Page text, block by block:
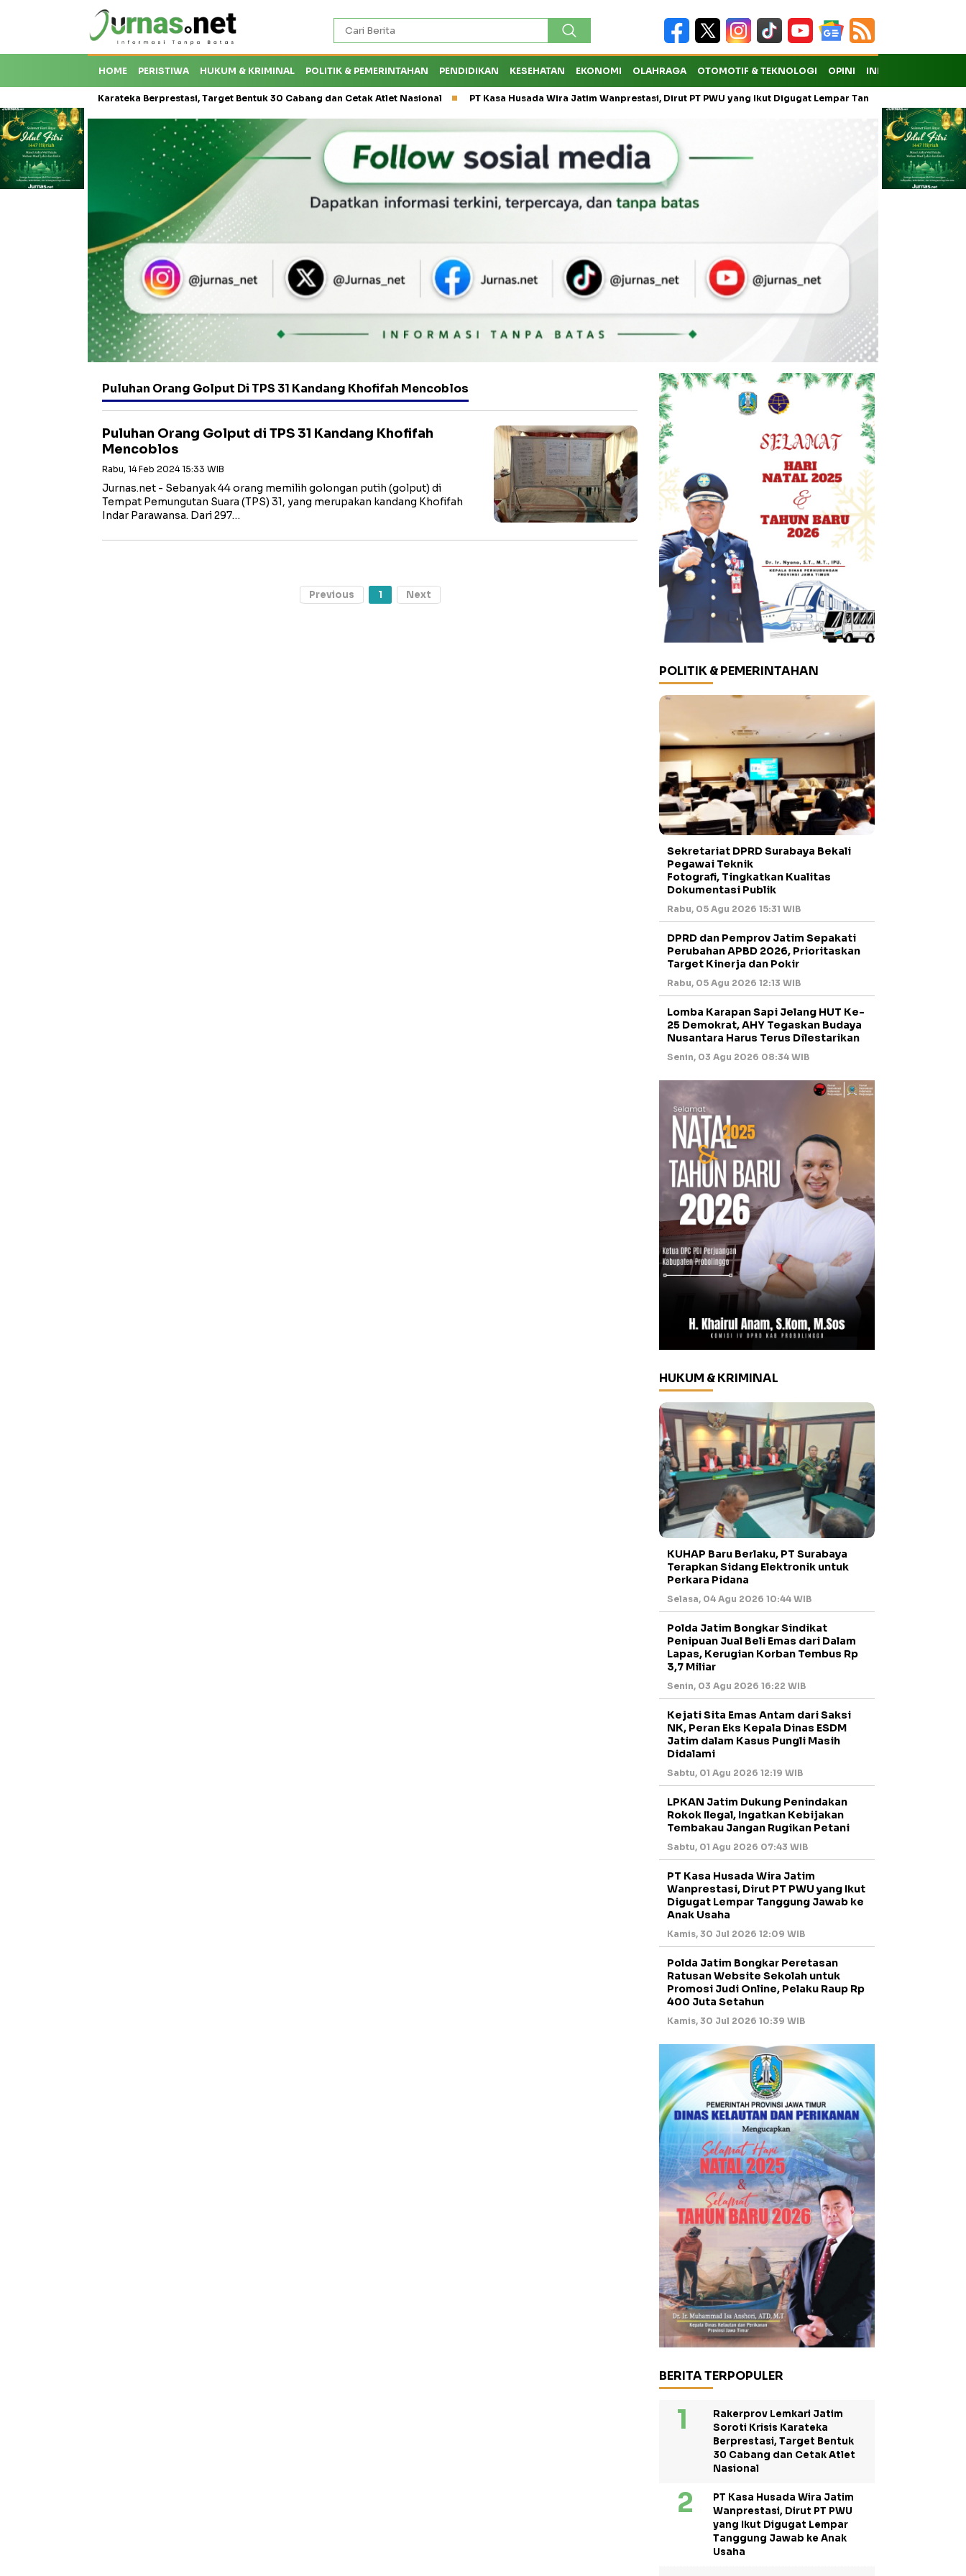
HOME PERISTIWA HUKUM & KRIMINAL POLITIK & PEMERINTAHAN PENDIDIKAN KESEHATAN EKONOMI OLAHRAGA OTOMOTIF & TEKNOLOGI OPINI INDEKS
Krisis Karateka Berprestasi, Target Bentuk 30 Cabang dan Cetak Atlet Nasional PT Kasa Husada Wira Jatim Wanprestasi, Dirut PT PWU yang Ikut Digugat Lempar Tanggung Jawab ke Anak Usaha
Puluhan Orang Golput Di TPS 31 Kandang Khofifah Mencoblos
Puluhan Orang Golput di TPS 31 Kandang Khofifah
Mencoblos
Rabu, 14 Feb 2024 15:33 WIB
Jurnas.net - Sebanyak 44 orang memilih golongan putih (golput) di
Tempat Pemungutan Suara (TPS) 31, yang merupakan kandang Khofifah
Indar Parawansa. Dari 297…
Previous 1 Next
POLITIK & PEMERINTAHAN
Sekretariat DPRD Surabaya Bekali
Pegawai Teknik
Fotografi, Tingkatkan Kualitas
Dokumentasi Publik
Rabu, 05 Agu 2026 15:31 WIB
DPRD dan Pemprov Jatim Sepakati
Perubahan APBD 2026, Prioritaskan
Target Kinerja dan Pokir
Rabu, 05 Agu 2026 12:13 WIB
Lomba Karapan Sapi Jelang HUT Ke-
25 Demokrat, AHY Tegaskan Budaya
Nusantara Harus Terus Dilestarikan
Senin, 03 Agu 2026 08:34 WIB
HUKUM & KRIMINAL
KUHAP Baru Berlaku, PT Surabaya
Terapkan Sidang Elektronik untuk
Perkara Pidana
Selasa, 04 Agu 2026 10:44 WIB
Polda Jatim Bongkar Sindikat
Penipuan Jual Beli Emas dari Dalam
Lapas, Kerugian Korban Tembus Rp
3,7 Miliar
Senin, 03 Agu 2026 16:22 WIB
Kejati Sita Emas Antam dari Saksi
NK, Peran Eks Kepala Dinas ESDM
Jatim dalam Kasus Pungli Masih
Didalami
Sabtu, 01 Agu 2026 12:19 WIB
LPKAN Jatim Dukung Penindakan
Rokok Ilegal, Ingatkan Kebijakan
Tembakau Jangan Rugikan Petani
Sabtu, 01 Agu 2026 07:43 WIB
PT Kasa Husada Wira Jatim
Wanprestasi, Dirut PT PWU yang Ikut
Digugat Lempar Tanggung Jawab ke
Anak Usaha
Kamis, 30 Jul 2026 12:09 WIB
Polda Jatim Bongkar Peretasan
Ratusan Website Sekolah untuk
Promosi Judi Online, Pelaku Raup Rp
400 Juta Setahun
Kamis, 30 Jul 2026 10:39 WIB
BERITA TERPOPULER
Rakerprov Lemkari Jatim
Soroti Krisis Karateka
Berprestasi, Target Bentuk
30 Cabang dan Cetak Atlet
Nasional
PT Kasa Husada Wira Jatim
Wanprestasi, Dirut PT PWU
yang Ikut Digugat Lempar
Tanggung Jawab ke Anak
Usaha